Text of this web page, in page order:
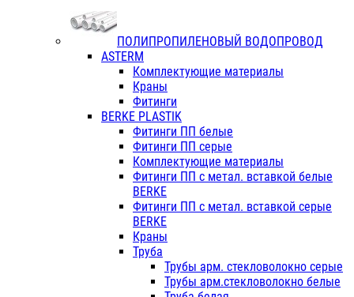
ПОЛИПРОПИЛЕНОВЫЙ ВОДОПРОВОД
ASTERM
Комплектующие материалы
Краны
Фитинги
BERKE PLASTIK
Фитинги ПП белые
Фитинги ПП серые
Комплектующие материалы
Фитинги ПП с метал. вставкой белые
BERKE
Фитинги ПП с метал. вставкой серые
BERKE
Краны
Труба
Трубы арм. стекловолокно серые
Трубы арм.стекловолокно белые